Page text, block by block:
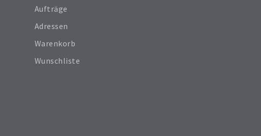
Aufträge
Adressen
Warenkorb
Wunschliste